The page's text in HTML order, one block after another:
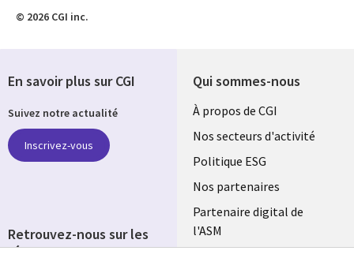
© 2026 CGI inc.
Qui sommes-nous
Useful
links
FRANCE
À propos de CGI
Nos secteurs d'activité
Politique ESG
Nos partenaires
Partenaire digital de
l'ASM
En savoir plus sur CGI
Suivez notre actualité
Inscrivez-vous
Retrouvez-nous sur les
réseaux